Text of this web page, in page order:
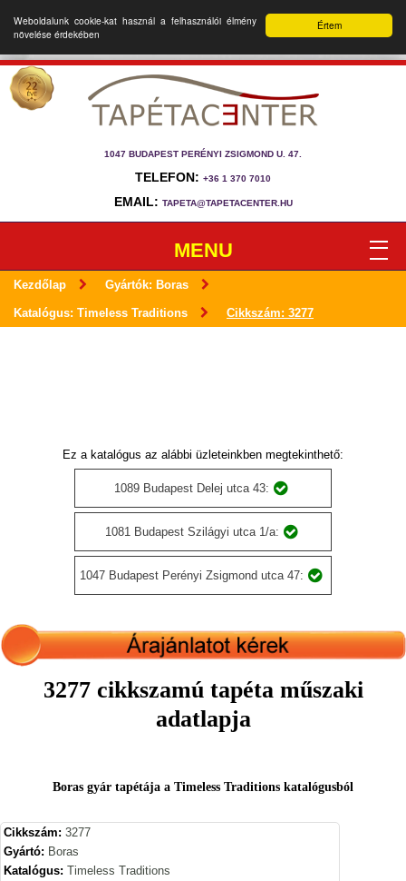
Értem
Weboldalunk cookie-kat használ a felhasználói élmény
növelése érdekében
1047 BUDAPEST PERÉNYI ZSIGMOND U. 47.
TELEFON: +36 1 370 7010
EMAIL: TAPETA@TAPETACENTER.HU
MENU
Kezdőlap Gyártók: Boras
Katalógus: Timeless Traditions Cikkszám: 3277
Ez a katalógus az alábbi üzleteinkben megtekinthető:
1089 Budapest Delej utca 43:
1081 Budapest Szilágyi utca 1/a:
1047 Budapest Perényi Zsigmond utca 47:
3277 cikkszamú tapéta műszaki
adatlapja
Boras gyár tapétája a Timeless Traditions katalógusból
Cikkszám: 3277
Gyártó: Boras
Katalógus: Timeless Traditions